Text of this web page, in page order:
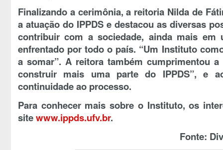
Finalizando a cerimônia, a reitoria Nilda de
a atuação do IPPDS e destacou as diversas
contribuir com a sociedade, ainda mais
enfrentado por todo o país. “Um Instituto
a somar”. A reitora também cumprimentou
construir mais uma parte do IPPDS”, e
continuidade ao processo.
Para conhecer mais sobre o Instituto, os
sitewww.ippds.ufv.br.
Fonte: